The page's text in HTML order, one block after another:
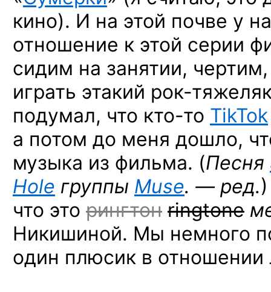
кино). И на этой почве у
отношение к этой серии
сидим на занятии,
играть этакий рок-
подумал, что кто-то TikTok
а потом до меня дошло,
музыка из фильма. (Песня
Hole группы Muse. — ред.
что это рингтон ringtone
Никишиной. Мы немного
один плюсик в